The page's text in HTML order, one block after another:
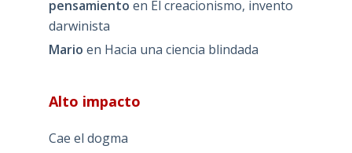
pensamiento en El creacionismo, invento
darwinista
Mario en Hacia una ciencia blindada
Alto impacto
Cae el dogma